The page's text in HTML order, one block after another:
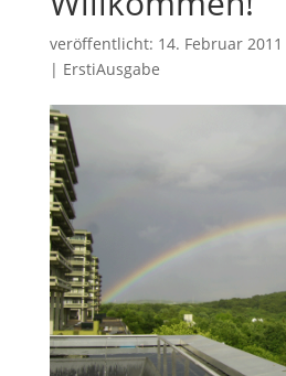
veröffentlicht: 14. Februar 2011
| ErstiAusgabe